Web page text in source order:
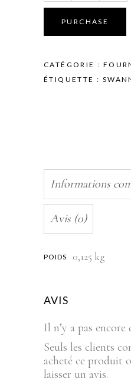
LAME
POUR
BISTOURI
-
SWANN-
PURCHASE
CATÉGORIE :
ÉTIQUETTE :
Informations
Avis (0)
POIDS 0,125 kg
AVIS
Il n’y a pas encore
Seuls les clients
acheté ce produit
laisser un avis.